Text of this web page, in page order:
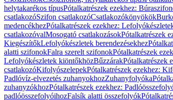
helytakarékos típusPótalkatrészek ezekhez:
csatlakozóSzifon csatlakozóCsatlakozókönyökök
medencékhezPótalkatrészek ezekhez:
csatlakozóvalMosogató csatlakozásokPótalkatrészek
KiegészítőkLefolyókészletek berendezésekhez
alatti szifonokFalra szerelt szifonokPótalkatrészek
Lefolyókészletek kiöntőkhözBűzzárakPótalkatrészek
csatlakozóKifolyószelepekPótalkatrészek ezekhez:
Padlóvíz-elvezetés zuhanyokhozZuhanyfolyóka
zuhanyzókhozPótalkatrészek ezekhez:
padlóösszefolyóihozFalsík alatti összefolyók